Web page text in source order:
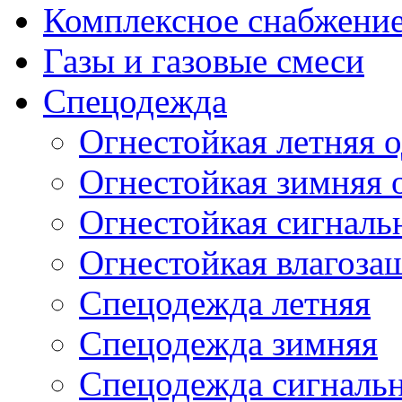
Комплексное
Газы и газовые смеси
Спецодежда
Огнестойкая летняя
Огнестойкая зимняя
Огнестойкая
Огнестойкая
Спецодежда летняя
Спецодежда зимняя
Спецодежда